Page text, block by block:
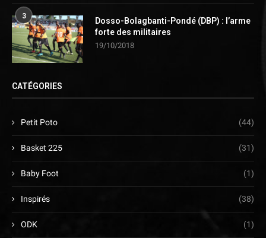
3
Dosso-Bolagbanti-Pondé (DBP) : l’arme
forte des militaires
19/10/2018
CATÉGORIES
Petit Poto (44)
Basket 225 (31)
Baby Foot (1)
Inspirés (38)
ODK (1)